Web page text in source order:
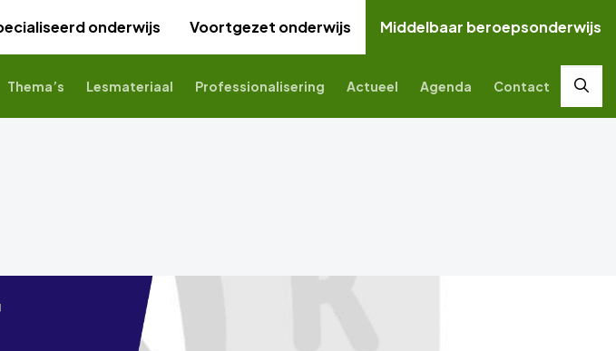
onderwijs Voortgezet onderwijs Middelbaar beroepsonderwijs
Thema’s Lesmateriaal Professionalisering Actueel Agenda Contact